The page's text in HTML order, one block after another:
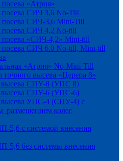
«Атрия»
посева СИЧ 3,6 No-Till
посева СИЧ-3,6 Mini-Till
посева СИЧ 4,2 No-till
посева «СИЧ-4,2» Mini-till
посева СИЧ 6.0 No-till, Mini-till
«Атрия» No-Mini-Till
точного высева «Церера 8»
высева СПУ-8 (УПС 8)
высева СПУ-6 (УПС-6)
высева УПС-4 (СПУ-4) с
размещением колес
5,6 с системой внесения
5,6 без системы внесения